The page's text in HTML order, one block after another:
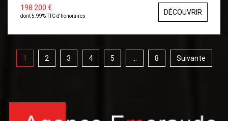
entièrement aménagée, aucun travaux à prévoir, local à
vélo, garage possible en sus.
198 200 €
dont 5.99% TTC d'honoraires DÉCOUVRIR
1 2 3 4 5 8 Suivante